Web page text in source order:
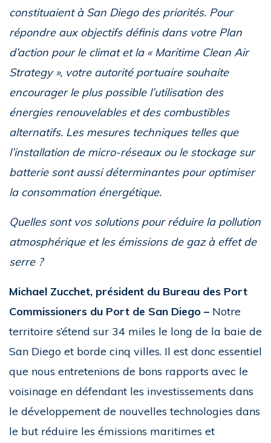
constituaient à San Diego des priorités. Pour
répondre aux objectifs définis dans votre Plan
d’action pour le climat et la « Maritime Clean Air
Strategy », votre autorité portuaire souhaite
encourager le plus possible l’utilisation des
énergies renouvelables et des combustibles
alternatifs. Les mesures techniques telles que
l’installation de micro-réseaux ou le stockage sur
batterie sont aussi déterminantes pour optimiser
la consommation énergétique.
Quelles sont vos solutions pour réduire la pollution
atmosphérique et les émissions de gaz à effet de
serre ?
Michael Zucchet, président du Bureau des Port
Commissioners du Port de San Diego – Notre
territoire s’étend sur 34 miles le long de la baie de
San Diego et borde cinq villes. Il est donc essentiel
que nous entretenions de bons rapports avec le
voisinage en défendant les investissements dans
le développement de nouvelles technologies dans
le but réduire les émissions maritimes et